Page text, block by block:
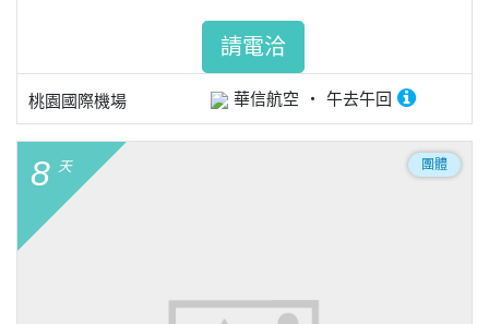
桃園國際機場 華信航空 午去午回
請電洽
8 天 團體